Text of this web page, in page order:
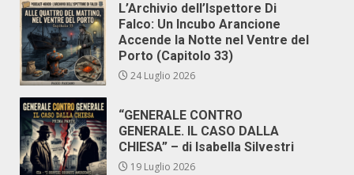
L’Archivio dell’Ispettore Di
Falco: Un Incubo Arancione
Accende la Notte nel Ventre del
Porto (Capitolo 33)
24 Luglio 2026
“GENERALE CONTRO
GENERALE. IL CASO DALLA
CHIESA” – di Isabella Silvestri
19 Luglio 2026